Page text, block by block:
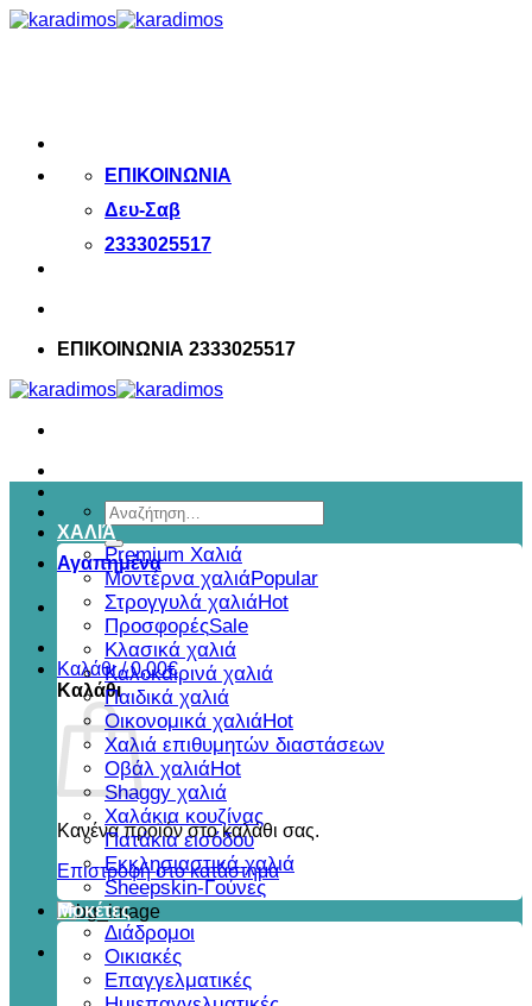
Μετάβαση
ΕΠΙΚΟΙΝΩΝΙΑ
Δευ-Σαβ
2333025517
ΕΠΙΚΟΙΝΩΝΙΑ 2333025517
Αναζήτηση
για:
Αγαπημένα
Καλάθι /0,00€
Καλάθι
Κανένα προϊόν στο καλάθι σας.
Επιστροφή στο κατάστημα
ΧΑΛΙΆ
Premium Χαλιά
Μοντέρνα χαλιά
Στρογγυλά χαλιά
Προσφορές
Κλασικά χαλιά
Καλοκαιρινά χαλιά
Παιδικά χαλιά
Οικονομικά χαλιά
Χαλιά επιθυμητών διαστάσεων
Οβάλ χαλιά
Shaggy χαλιά
Χαλάκια κουζίνας
Πατάκια εισόδου
Εκκλησιαστικά χαλιά
Sheepskin-Γούνες
Μοκέτες
Διάδρομοι
Οικιακές
Επαγγελματικές